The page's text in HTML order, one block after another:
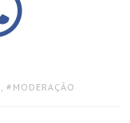
, MODERAÇÃO